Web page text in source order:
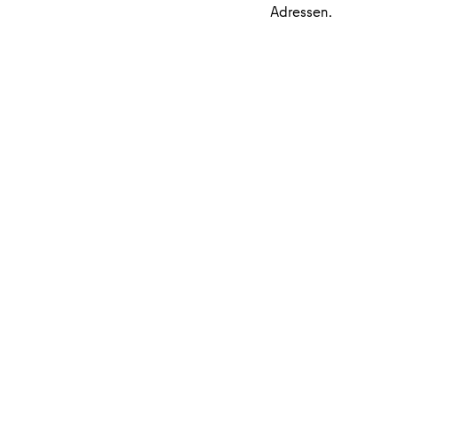
Adressen.